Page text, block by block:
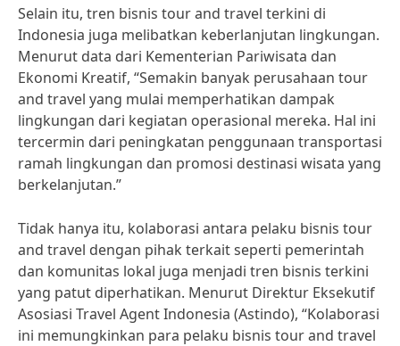
Selain itu, tren bisnis tour and travel terkini di
Indonesia juga melibatkan keberlanjutan lingkungan.
Menurut data dari Kementerian Pariwisata dan
Ekonomi Kreatif, “Semakin banyak perusahaan tour
and travel yang mulai memperhatikan dampak
lingkungan dari kegiatan operasional mereka. Hal ini
tercermin dari peningkatan penggunaan transportasi
ramah lingkungan dan promosi destinasi wisata yang
berkelanjutan.”
Tidak hanya itu, kolaborasi antara pelaku bisnis tour
and travel dengan pihak terkait seperti pemerintah
dan komunitas lokal juga menjadi tren bisnis terkini
yang patut diperhatikan. Menurut Direktur Eksekutif
Asosiasi Travel Agent Indonesia (Astindo), “Kolaborasi
ini memungkinkan para pelaku bisnis tour and travel